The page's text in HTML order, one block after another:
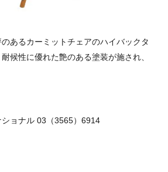
あるカーミットチェアのハイバックタ
候性に優れた艶のある塗装が施され、
ョナル 03（3565）6914